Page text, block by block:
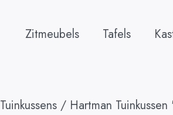
Zitmeubels Tafels
Tuinkussens / Hartman